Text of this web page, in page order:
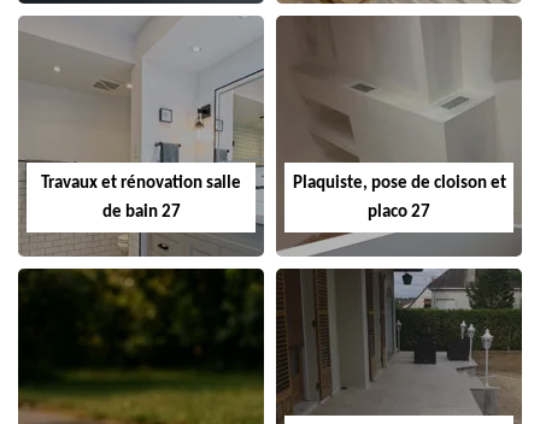
Travaux et rénovation salle
de bain 27
Plaquiste, pose de cloison et
placo 27